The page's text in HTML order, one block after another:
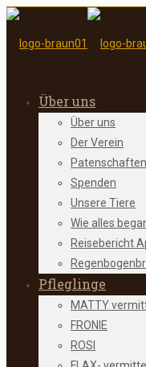
Über uns
Über uns
Der Verein
Patenschaften
Spenden
Unsere Tiere
Wie alles
Reisebericht
Pfleglinge
MATTY
FRONIE
ROSI